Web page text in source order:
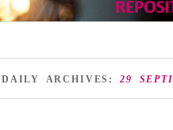
DAILY ARCHIVES:29